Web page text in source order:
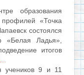
образования
«Точка
состоялся
«Белая Ладья»,
итогов
учеников 9 и 11